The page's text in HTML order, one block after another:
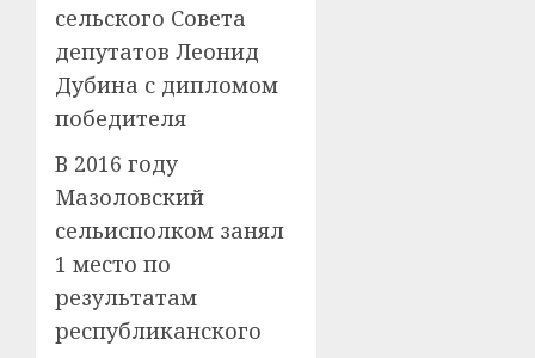
сельского Совета
депутатов Леонид
Дубина с дипломом
победителя
В 2016 году
Мазоловский
сельисполком занял
1 место по
результатам
республиканского